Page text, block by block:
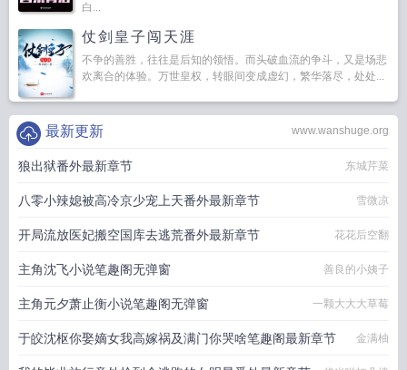
白...
仗剑皇子闯天涯
不争的善胜，往往是后知的领悟。而头破血流的争斗，又是场悲
欢离合的体验。万世皇权，转眼间变成虚幻，繁华落尽，处处...
www.wanshuge.org
最新更新
狼出狱番外最新章节 东城芹菜
八零小辣媳被高冷京少宠上天番外最新章节 雪微凉
开局流放医妃搬空国库去逃荒番外最新章节 花花后空翻
主角沈飞小说笔趣阁无弹窗 善良的小姨子
主角元夕萧止衡小说笔趣阁无弹窗 一颗大大大草莓
于皎沈枢你娶嫡女我高嫁祸及满门你哭啥笔趣阁最新章节 金满柚